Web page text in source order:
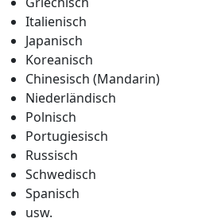
Italienisch
Japanisch
Koreanisch
Chinesisch (Mandarin)
Niederländisch
Polnisch
Portugiesisch
Russisch
Schwedisch
Spanisch
usw.